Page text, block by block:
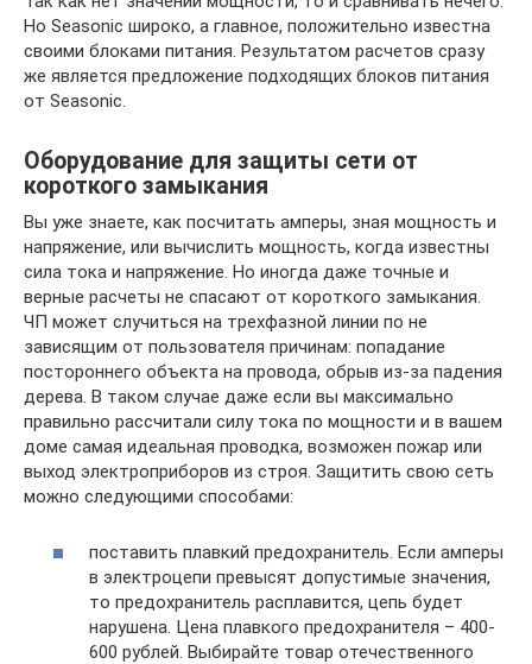
Но Seasonic широко, а главное, положительно известна
своими блоками питания. Результатом расчетов сразу
же является предложение подходящих блоков питания
от Seasonic.
Оборудование для защиты сети от
короткого замыкания
Вы уже знаете, как посчитать амперы, зная мощность и
напряжение, или вычислить мощность, когда известны
сила тока и напряжение. Но иногда даже точные и
верные расчеты не спасают от короткого замыкания.
ЧП может случиться на трехфазной линии по не
зависящим от пользователя причинам: попадание
постороннего объекта на провода, обрыв из-за падения
дерева. В таком случае даже если вы максимально
правильно рассчитали силу тока по мощности и в вашем
доме самая идеальная проводка, возможен пожар или
выход электроприборов из строя. Защитить свою сеть
можно следующими способами:
поставить плавкий предохранитель. Если амперы
в электроцепи превысят допустимые значения,
то предохранитель расплавится, цепь будет
нарушена. Цена плавкого предохранителя – 400-
600 рублей. Выбирайте товар отечественного